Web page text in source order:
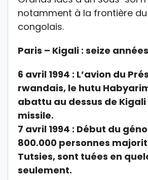
notamment à la frontière du
congolais.
Paris – Kigali : seize
6 avril 1994 : L’avion du
rwandais, le hutu
abattu au dessus de
missile.
7 avril 1994 : Début du
800.000 personnes
Tutsies, sont tuées en
seulement.